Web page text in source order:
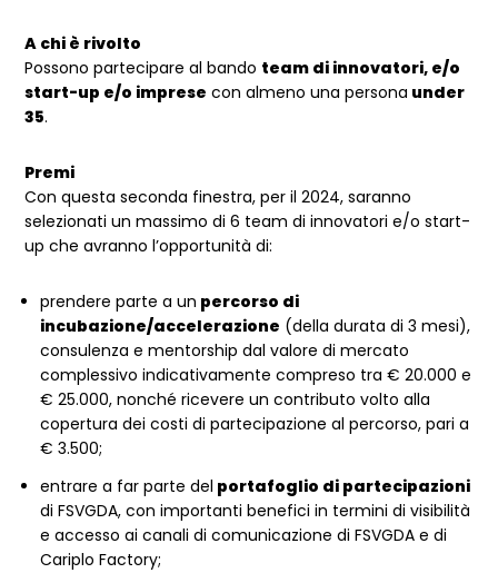
A chi è rivolto
Possono partecipare al bando team di innovatori, e/o
start-up e/o imprese con almeno una persona under
35.
Premi
Con questa seconda finestra, per il 2024, saranno
selezionati un massimo di 6 team di innovatori e/o start-
up che avranno l’opportunità di:
prendere parte a un percorso di
incubazione/accelerazione (della durata di 3 mesi),
consulenza e mentorship dal valore di mercato
complessivo indicativamente compreso tra € 20.000 e
€ 25.000, nonché ricevere un contributo volto alla
copertura dei costi di partecipazione al percorso, pari a
€ 3.500;
entrare a far parte del portafoglio di partecipazioni
di FSVGDA, con importanti benefici in termini di visibilità
e accesso ai canali di comunicazione di FSVGDA e di
Cariplo Factory;